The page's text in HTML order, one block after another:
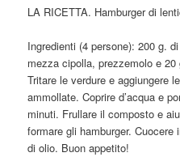
LA RICETTA. Hamburger di
Ingredienti (4 persone): 200 g.
mezza cipolla, prezzemolo e 20
Tritare le verdure e aggiungere
ammollate. Coprire d’acqua e
minuti. Frullare il composto e
formare gli hamburger.
di olio. Buon appetito!